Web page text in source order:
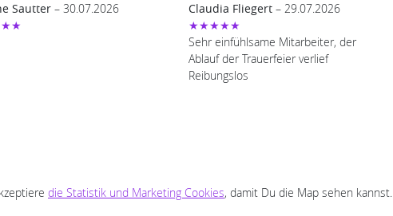
Sautter– 30.07.2026
Claudia Fliegert – 29.07.2026
★★★★★
Sehr einfühlsame Mitarbeiter, der
Ablauf der Trauerfeier verlief
Reibungslos
die Statistik und Marketing Cookies, damit Du die Map sehen kannst.